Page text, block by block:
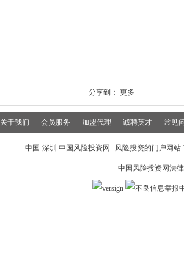
分享到： 更多
关于我们 会员服务 加盟代理 诚聘英才 常见
中国-深圳 中国风险投资网--风险投资的门户网
中国风险投资网法